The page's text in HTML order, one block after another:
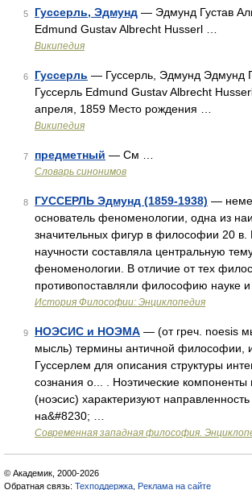
5 Гуссерль, Эдмунд — Эдмунд Густав
Edmund Gustav Albrecht Husserl …
Википедия
6 Гуссерль — Гуссерль, Эдмунд Эдмунд
Гуссерль Edmund Gustav Albrecht
апреля, 1859 Место рождения …
Википедия
7 предметный — См …
Словарь синонимов
8 ГУССЕРЛЬ Эдмунд (1859-1938) —
основатель феноменологии, одна из
значительных фигур в философии 20 в.
научности составляла центральную
феноменологии. В отличие от тех
противопоставляли философию науке и
История Философии: Энциклопедия
9 НОЭСИС и НОЭМА — (от греч. noesis
мысль) термины античной философии,
Гуссерлем для описания структуры
сознания о... . Ноэтические компоненты
(ноэсис) характеризуют
на&#8230; …
Современная западная философия.
© Академик, 2000-2026
Обратная связь: Техподдержка Реклама на сайте